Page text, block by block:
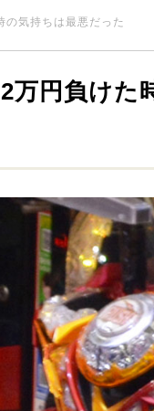
の気持ちは最悪だった
万円負けた